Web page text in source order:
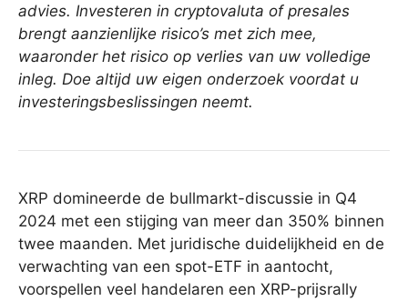
advies. Investeren in cryptovaluta of presales
brengt aanzienlijke risico’s met zich mee,
waaronder het risico op verlies van uw volledige
inleg. Doe altijd uw eigen onderzoek voordat u
investeringsbeslissingen neemt.
XRP domineerde de bullmarkt-discussie in Q4
2024 met een stijging van meer dan 350% binnen
twee maanden. Met juridische duidelijkheid en de
verwachting van een spot-ETF in aantocht,
voorspellen veel handelaren een XRP-prijsrally